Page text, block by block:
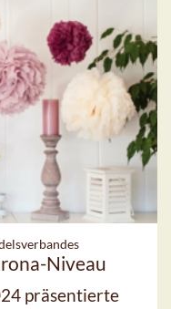
Niveau
präsentierte